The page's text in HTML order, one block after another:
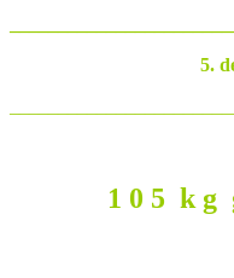
5.
1 0 5 k g